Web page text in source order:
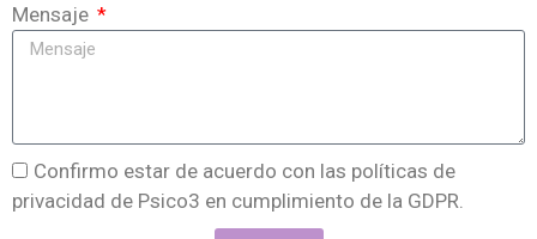
Mensaje
Confirmo estar de acuerdo con las políticas de
privacidad de Psico3 en cumplimiento de la GDPR.